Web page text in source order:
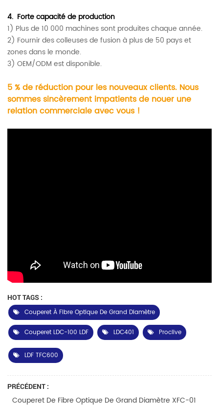
4. Forte capacité de production
1) Plus de 10 000 machines sont produites chaque année.
2) Fournir des colleuses de fusion à plus de 50 pays et
zones dans le monde.
3) OEM/ODM est disponible.
5 % de réduction pour les nouveaux clients. Nous
sommes sincèrement impatients de nouer une
relation commerciale avec vous !
HOT TAGS :
Couperet À Fibre Optique De Grand Diamètre
Couperet LDC-100 LDF LDC401 Proclive
LDF TFC600
PRÉCÉDENT :
Couperet De Fibre Optique De Grand Diamètre XFC-01